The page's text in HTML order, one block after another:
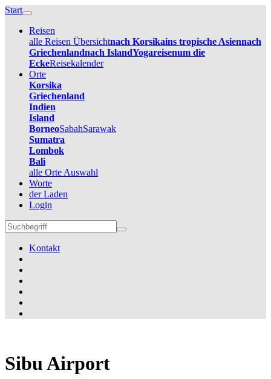
Start
Reisen
alle Reisen Übersichtnach Korsikains tropische Asiennach
Griechenlandnach IslandYogareisenum die
EckeReisekalender
Orte
Korsika
Griechenland
Indien
Island
BorneoSabahSarawak
Sumatra
Lombok
Bali
alle Orte Auswahl
Worte
der Laden
Login
Kontakt
Sibu Airport